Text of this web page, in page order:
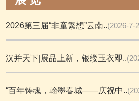
2026第三届“非童繁想”云南..(2026-7-
汉并天下|展品上新，银缕玉衣即..
“百年铸魂，翰墨春城——庆祝中..